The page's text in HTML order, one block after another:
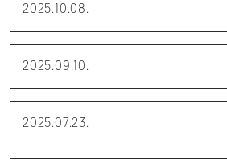
2025.10.08.
2025.09.10.
2025.07.23.